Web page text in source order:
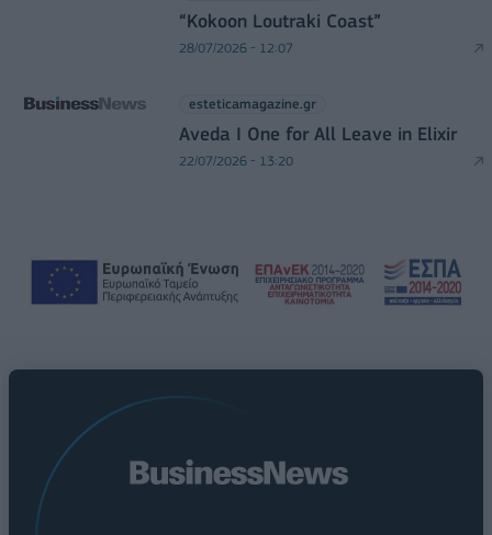
“Kokoon Loutraki Coast”
28/07/2026 - 12:07
esteticamagazine.gr
Aveda I One for All Leave in Elixir
22/07/2026 - 13:20